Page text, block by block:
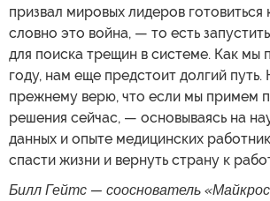
призвал мировых лидеров готовиться
словно это война, — то есть
для поиска трещин в системе. Как мы
году, нам еще предстоит долгий путь.
прежнему верю, что если мы примем
решения сейчас, — основываясь на
данных и опыте медицинских
спасти жизни и вернуть страну к
Билл Гейтс — сооснователь